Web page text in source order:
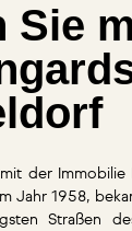
Sie
der Immobilie
Jahr 1958,
Straßen